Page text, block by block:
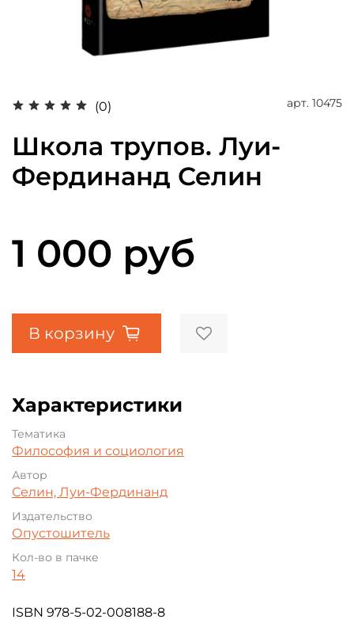
(0) арт. 10475
Школа трупов. Луи-
Фердинанд Селин
1 000 руб
В корзину
Характеристики
Тематика
Философия и социология
Автор
Селин, Луи-Фердинанд
Издательство
Опустошитель
Кол-во в пачке
14
ISBN 978-5-02-008188-8